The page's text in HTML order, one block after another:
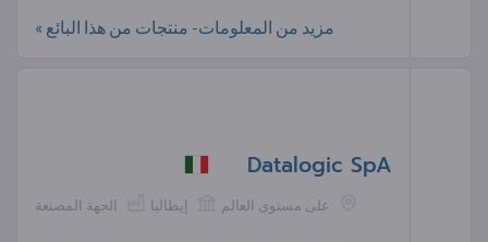
مزيد من المعلومات- منتجات من هذا البائع »
Datalogic SpA
الجهة المصنعة إيطاليا على مستوى العالم